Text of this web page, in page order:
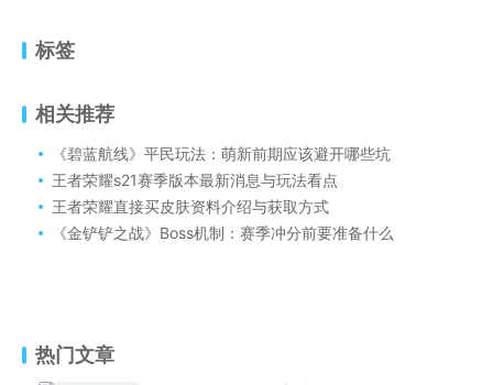
标签
相关推荐
《碧蓝航线》平民玩法：萌新前期应该避开哪些坑
王者荣耀s21赛季版本最新消息与玩法看点
王者荣耀直接买皮肤资料介绍与获取方式
《金铲铲之战》Boss机制：赛季冲分前要准备什么
热门文章